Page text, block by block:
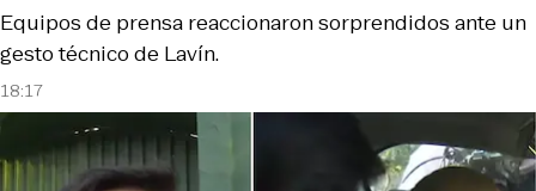
18:17
Equipos de prensa reaccionaron sorprendidos ante un
gesto técnico de Lavín.